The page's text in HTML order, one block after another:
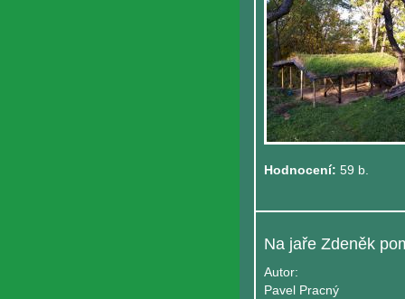
Hodnocení: 59 b.
Autor:
Pavel Pracný